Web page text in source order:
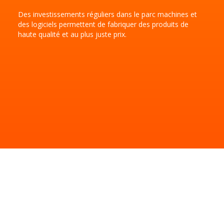
Des investissements réguliers dans le parc machines et
des logiciels permettent de fabriquer des produits de
haute qualité et au plus juste prix.